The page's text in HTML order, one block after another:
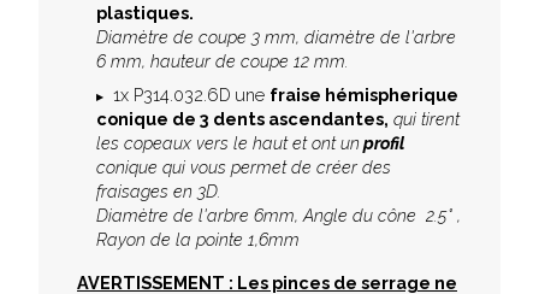
plastiques.
Diamètre de coupe 3 mm, diamètre de l'arbre
6 mm, hauteur de coupe 12 mm.
1x P314.032.6D une fraise hémispherique
conique de 3 dents ascendantes, qui tirent
les copeaux vers le haut et ont un profil
conique qui vous permet de créer des
fraisages en 3D.
Diamètre de l'arbre 6mm, Angle du cône 2.5° ,
Rayon de la pointe 1,6mm
AVERTISSEMENT : Les pinces de serrage ne